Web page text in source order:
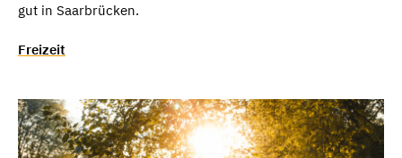
gut in Saarbrücken.
Freizeit